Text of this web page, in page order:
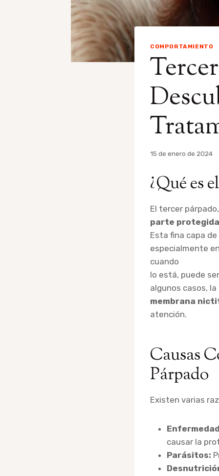
COMPORTAMIENTO
Por
15 de enero de 2024
¿Qué es
El tercer
parte
Esta fina capa
especialmente
cuando
lo está, puede
algunos casos,
membrana
atención.
Causas
Párpado
Existen varias
causar la
Parásitos: